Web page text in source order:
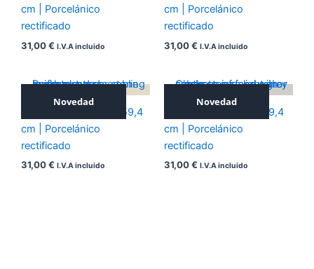
cm | Porcelánico
rectificado
31,00€ I.V.A incluido
cm | Porcelánico
rectificado
31,00€ I.V.A incluido
Novedad
ICONIC BEIGE 59,4×59,4
cm | Porcelánico
rectificado
31,00€ I.V.A incluido
Novedad
ICONIC GREY 59,4×59,4
cm | Porcelánico
rectificado
31,00€ I.V.A incluido